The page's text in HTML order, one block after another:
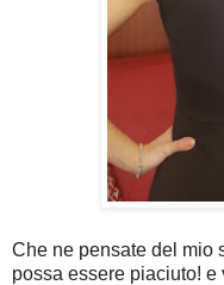
Che ne pensate del mio
possa essere piaciuto!